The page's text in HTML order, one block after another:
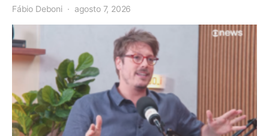
Fábio Deboni agosto 7, 2026